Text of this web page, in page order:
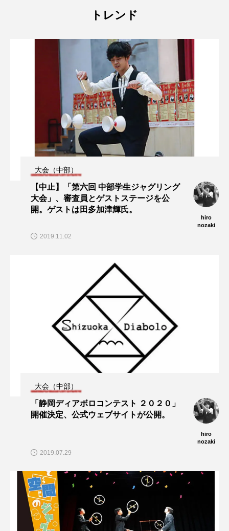
トレンド
大会（中部）
【中止】「第六回 中部学生ジャグリング
大会」、審査員とゲストステージを公
開。ゲストは田多加津輝氏。
hiro
nozaki
2019.11.02
大会（中部）
「静岡ディアボロコンテスト ２０２０」
開催決定、公式ウェブサイトが公開。
hiro
nozaki
2019.07.29